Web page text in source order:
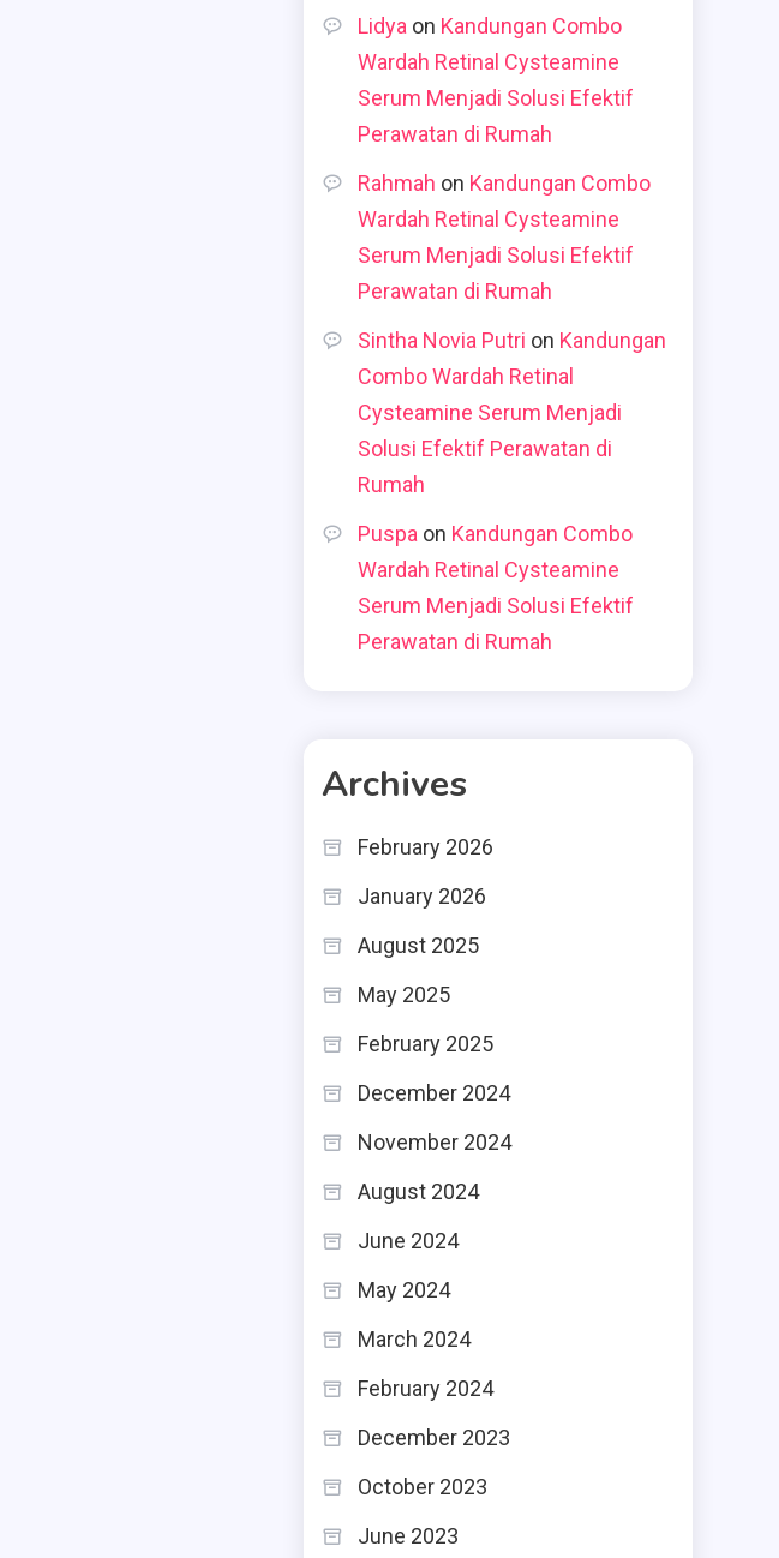
Lidya on Kandungan Combo
Wardah Retinal Cysteamine
Serum Menjadi Solusi Efektif
Perawatan di Rumah
Rahmah on Kandungan Combo
Wardah Retinal Cysteamine
Serum Menjadi Solusi Efektif
Perawatan di Rumah
Sintha Novia Putri on Kandungan
Combo Wardah Retinal
Cysteamine Serum Menjadi
Solusi Efektif Perawatan di
Rumah
Puspa on Kandungan Combo
Wardah Retinal Cysteamine
Serum Menjadi Solusi Efektif
Perawatan di Rumah
Archives
February 2026
January 2026
August 2025
May 2025
February 2025
December 2024
November 2024
August 2024
June 2024
May 2024
March 2024
February 2024
December 2023
October 2023
June 2023